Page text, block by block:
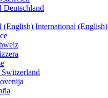
Deutschland
International (English)
Switzerland